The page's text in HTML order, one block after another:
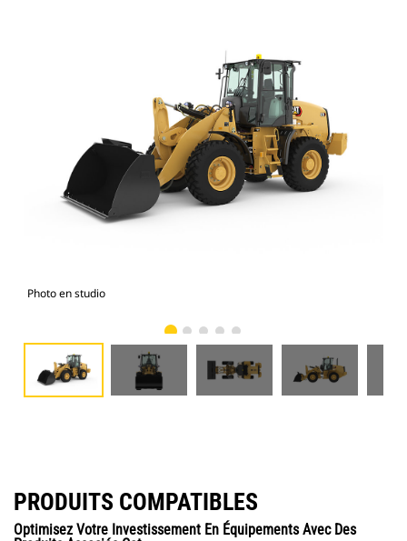
Photo en studio
PRODUITS COMPATIBLES
Optimisez Votre Investissement En Équipements Avec Des